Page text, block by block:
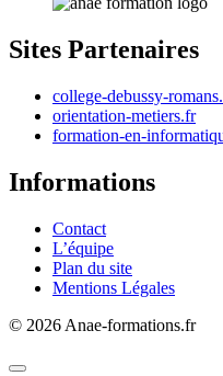
Sites Partenaires
college-debussy-
orientation-metiers.fr
formation-en-
Informations
Contact
L’équipe
Plan du site
Mentions Légales
© 2026 Anae-formations.fr